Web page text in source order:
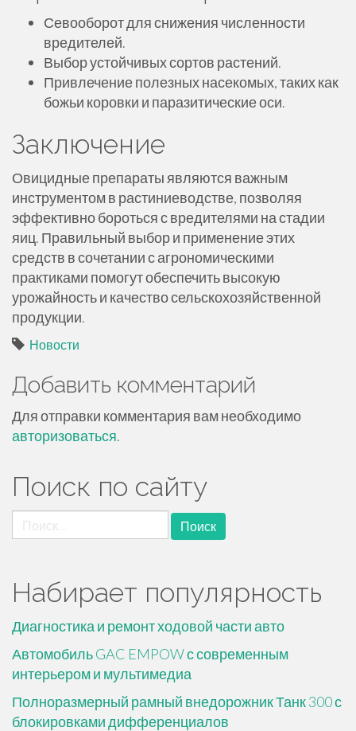
Севооборот для снижения численности
вредителей.
Выбор устойчивых сортов растений.
Привлечение полезных насекомых, таких как
божьи коровки и паразитические оси.
Заключение
Овицидные препараты являются важным
инструментом в растиниеводстве, позволяя
эффективно бороться с вредителями на стадии
яиц. Правильный выбор и применение этих
средств в сочетании с агрономическими
практиками помогут обеспечить высокую
урожайность и качество сельскохозяйственной
продукции.
Новости
Добавить комментарий
Для отправки комментария вам необходимо
авторизоваться.
Поиск по сайту
Найти:
Набирает популярность
Диагностика и ремонт ходовой части авто
Автомобиль GAC EMPOW с современным
интерьером и мультимедиа
Полноразмерный рамный внедорожник Танк 300 с
блокировками дифференциалов